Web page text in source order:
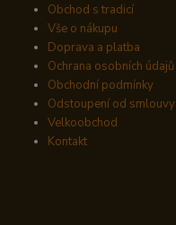
Obchod s tradicí
Vše o nákupu
Doprava a platba
Ochrana osobních údajů
Obchodní podmínky
Odstoupení od smlouvy
Velkoobchod
Kontakt